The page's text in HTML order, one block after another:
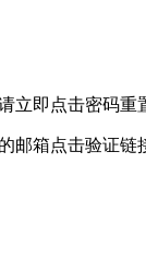
立即点击密码重
邮箱点击验证